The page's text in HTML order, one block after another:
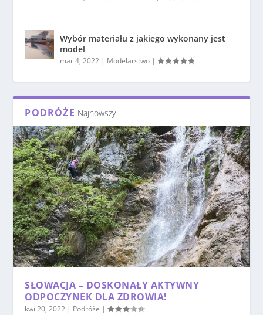
Wybór materiału z jakiego wykonany jest
model
mar 4, 2022 | Modelarstwo |
PODRÓŻE Najnowszy
SŁOWACJA – DOSKONAŁY AKTYWNY
ODPOCZYNEK DLA ZDROWIA!
kwi 20, 2022 | Podróże |